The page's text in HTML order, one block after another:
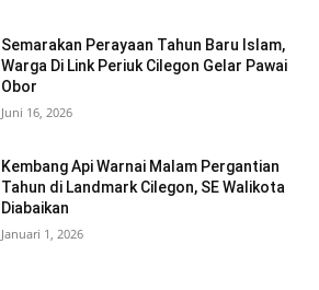
Semarakan Perayaan Tahun Baru Islam,
Warga Di Link Periuk Cilegon Gelar Pawai
Obor
Juni 16, 2026
Kembang Api Warnai Malam Pergantian
Tahun di Landmark Cilegon, SE Walikota
Diabaikan
Januari 1, 2026